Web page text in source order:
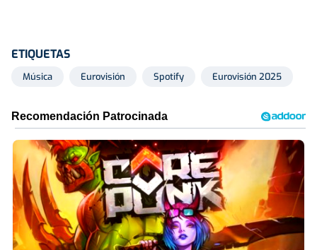
ETIQUETAS
Música Eurovisión Spotify Eurovisión 2025